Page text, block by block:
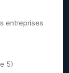
entreprises
5)